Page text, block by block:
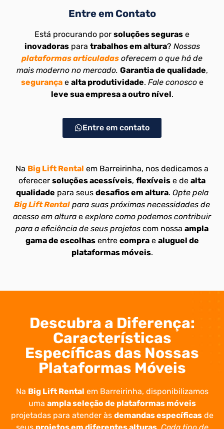
Entre em Contato
Está procurando por soluções seguras e
inovadoraspara trabalhos em altura? Nossas
plataformas articuladas oferecem o que há de
mais moderno no mercado. Garantia de qualidade,
segurança e alta produtividade. Fale conoscoe
leve sua empresa a outro nível.
Entre em contato
Na Big Lift Rental em Barreirinha, nos dedicamos a
oferecer soluções acessíveis, flexíveis e de alta
qualidade para seus desafios em altura. Opte pela
Big Lift Rental para suas próximas necessidades de
acesso em altura e explore como podemos contribuir
para a eficiência de seus projetos com nossa ampla
gama de escolhasentre comprae aluguel de
plataformas móveis.
Descubra a Diferença:
Características
Específicas das Nossas
Plataformas Móveis
Na Big Lift Rental em Barreirinha, disponibilizamos
uma ampla seleção de plataformas móveis
projetadas para atender às demandas específicasde